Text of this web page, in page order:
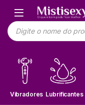
Skip to navigation
Skip to content
Pesquisar produtos
Vibradores Lubrificantes